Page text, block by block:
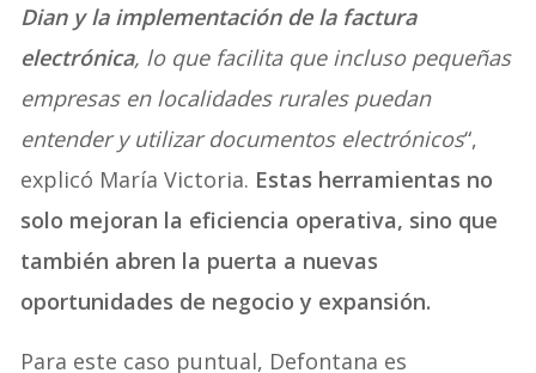
Dian y la implementación de la factura
electrónica, lo que facilita que incluso pequeñas
empresas en localidades rurales puedan
entender y utilizar documentos electrónicos“,
explicó María Victoria. Estas herramientas no
solo mejoran la eficiencia operativa, sino que
también abren la puerta a nuevas
oportunidades de negocio y expansión.
Para este caso puntual, Defontana es